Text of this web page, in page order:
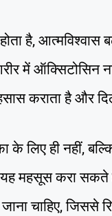
है, आत्मविश्वास
में ऑक्सिटोसिन
कराता है और
के लिए ही नहीं,
महसूस करा सकते
चाहिए, जिससे